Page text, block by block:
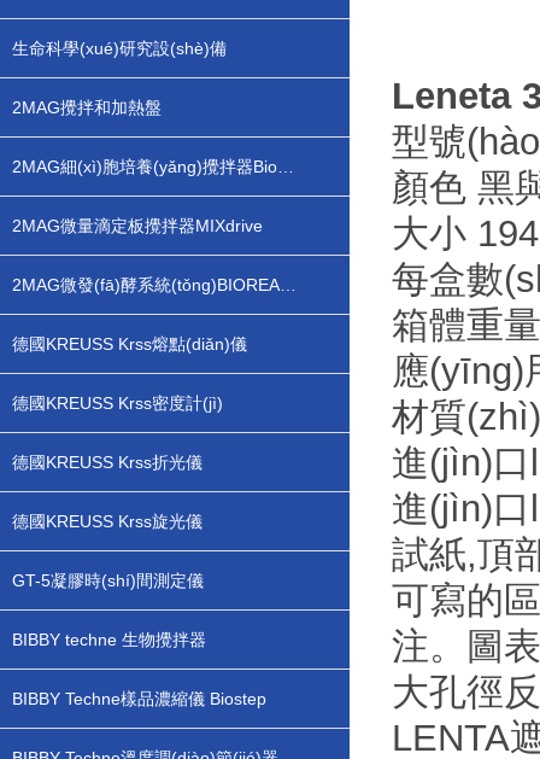
生命科學(xué)研究設(shè)備
2MAG攪拌和加熱盤
2MAG微量滴定板攪拌器MIXdrive
德國KREUSS Krss熔點(diǎn)儀
德國KREUSS Krss密度計(jì)
德國KREUSS Krss折光儀
德國KREUSS Krss旋光儀
GT-5凝膠時(shí)間測定儀
BIBBY techne 生物攪拌器
BIBBY Techne樣品濃縮儀 Biostep
Leneta
型號
顏色 黑
大小
每盒數
箱體重
應(yīng)
材質
進(jìn)
進(jìn)
試紙,頂
可寫的
注。圖
大孔徑
LENTA